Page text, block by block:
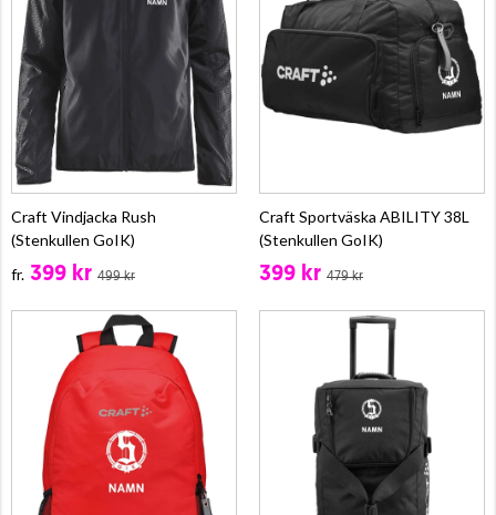
Craft Vindjacka Rush
(Stenkullen GoIK)
fr. 399 kr 499 kr
Craft Sportväska ABILITY 38L
(Stenkullen GoIK)
399 kr 479 kr